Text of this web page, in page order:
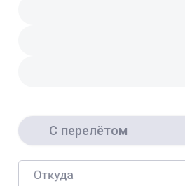
С перелётом
Откуда